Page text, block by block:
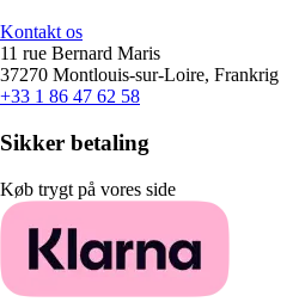
Kontakt os
11 rue Bernard Maris
37270 Montlouis-sur-Loire, Frankrig
+33 1 86 47 62 58
Sikker betaling
Køb trygt på vores side